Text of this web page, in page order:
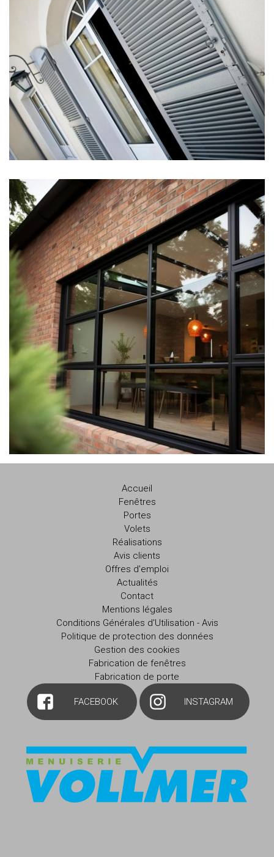
Accueil
Fenêtres
Portes
Volets
Réalisations
Avis clients
Offres d'emploi
Actualités
Contact
Mentions légales
Conditions Générales d'Utilisation - Avis
Politique de protection des données
Gestion des cookies
Fabrication de fenêtres
Fabrication de porte
FACEBOOK INSTAGRAM